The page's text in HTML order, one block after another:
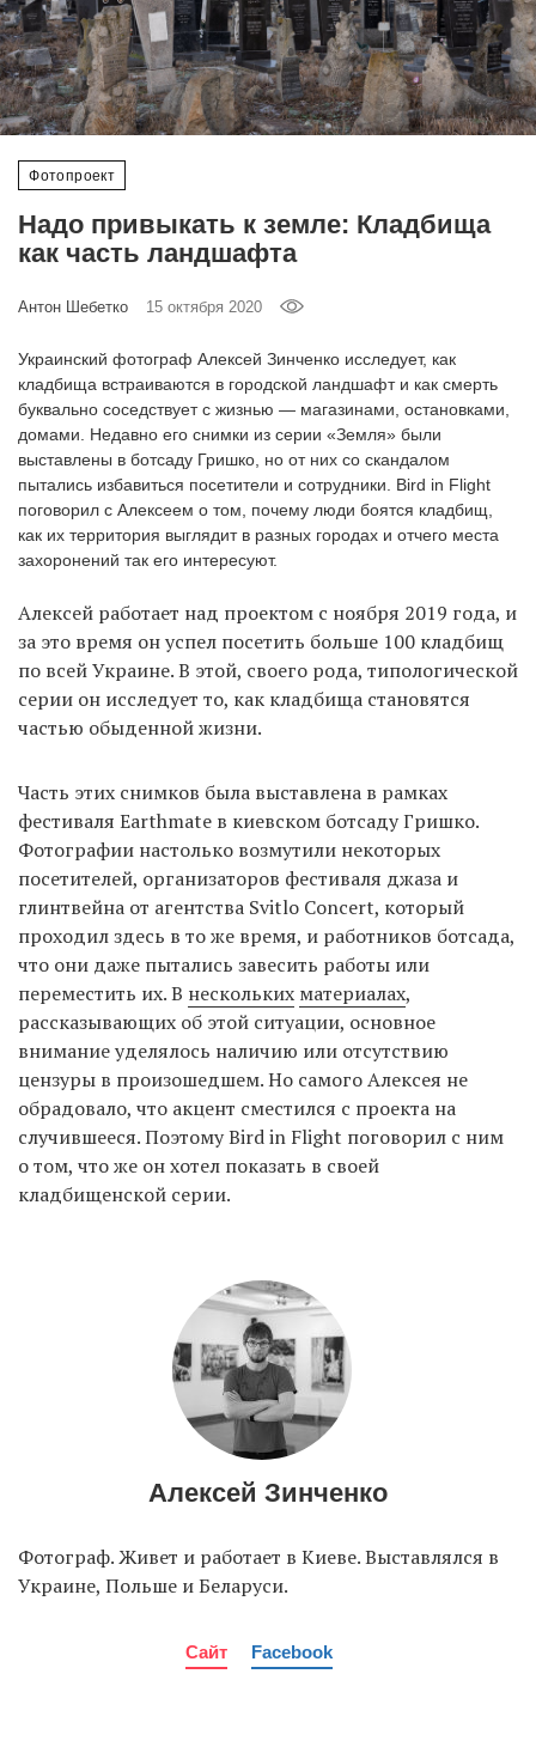
EN
UA
Фотопроект
Надо привыкать к земле: Кладбища
как часть ландшафта
Антон Шебетко 15 октября 2020
Украинский фотограф Алексей Зинченко исследует, как
кладбища встраиваются в городской ландшафт и как смерть
буквально соседствует с жизнью — магазинами, остановками,
домами. Недавно его снимки из серии «Земля» были
выставлены в ботсаду Гришко, но от них со скандалом
пытались избавиться посетители и сотрудники. Bird in Flight
поговорил с Алексеем о том, почему люди боятся кладбищ,
как их территория выглядит в разных городах и отчего места
захоронений так его интересуют.
Алексей работает над проектом с ноября 2019 года, и
за это время он успел посетить больше 100 кладбищ
по всей Украине. В этой, своего рода, типологической
серии он исследует то, как кладбища становятся
частью обыденной жизни.
Часть этих снимков была выставлена в рамках
фестиваля Earthmate в киевском ботсаду Гришко.
Фотографии настолько возмутили некоторых
посетителей, организаторов фестиваля джаза и
глинтвейна от агентства Svitlo Concert, который
проходил здесь в то же время, и работников ботсада,
что они даже пытались завесить работы или
переместить их. В нескольких материалах,
рассказывающих об этой ситуации, основное
внимание уделялось наличию или отсутствию
цензуры в произошедшем. Но самого Алексея не
обрадовало, что акцент сместился с проекта на
случившееся. Поэтому Bird in Flight поговорил с ним
о том, что же он хотел показать в своей
кладбищенской серии.
Алексей Зинченко
Фотограф. Живет и работает в Киеве. Выставлялся в
Украине, Польше и Беларуси.
Сайт Facebook